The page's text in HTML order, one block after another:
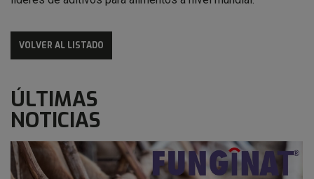
VOLVER AL LISTADO
ÚLTIMAS
NOTICIAS